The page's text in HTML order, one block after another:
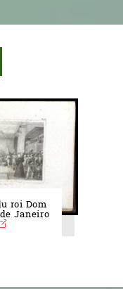
roi Dom
Janeiro